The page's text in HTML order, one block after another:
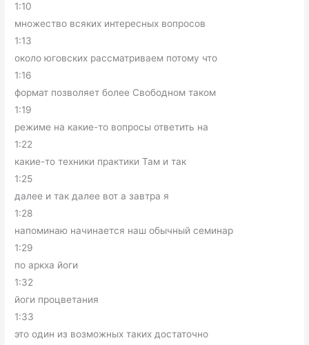
1:10
множество всяких интересных вопросов
1:13
около юговских рассматриваем потому что
1:16
формат позволяет более Свободном таком
1:19
режиме на какие-то вопросы ответить на
1:22
какие-то техники практики Там и так
1:25
далее и так далее вот а завтра я
1:28
напоминаю начинается наш обычный семинар
1:29
по аркха йоги
1:32
йоги процветания
1:33
это один из возможных таких достаточно